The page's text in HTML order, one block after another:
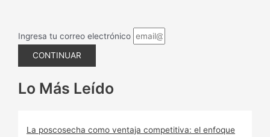
Ingresa tu correo electrónico
CONTINUAR
Lo Más Leído
La poscosecha como ventaja competitiva: el enfoque